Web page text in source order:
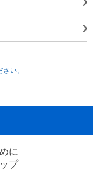
い。
に
プ